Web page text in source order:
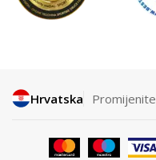
Hrvatska Promijenite